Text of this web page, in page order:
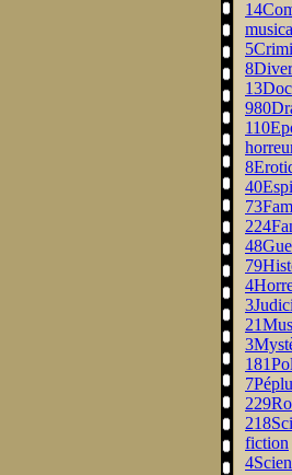
14
5
8
13
980
110
8
40
73
224
48
79
4
3
21
3
181
7
229
218
fiction
4